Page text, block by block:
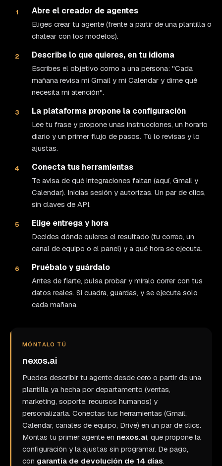
1 Abre el creador de agentes
Eliges crear tu agente (frente a partir de una plantilla o
chatear con los modelos).
2 Describe lo que quieres, en tu idioma
Escribes el objetivo como a una persona: "Cada
mañana revisa mi Gmail y mi Calendar y dime qué
necesita mi atención".
3 La plataforma propone la configuración
Lee tu frase y propone unas instrucciones, un horario
diario y un primer flujo de pasos. Tú lo revisas y lo
ajustas.
4 Conecta tus herramientas
Te avisa de qué integraciones faltan (aquí, Gmail y
Calendar). Inicias sesión y autorizas. Un par de clics,
sin claves de API.
5 Elige entrega y hora
Decides dónde quieres el resultado (tu correo, un
canal de equipo o el panel) y a qué hora se ejecuta.
6 Pruébalo y guárdalo
Antes de fiarte, pulsa probar y míralo correr con tus
datos reales. Si cuadra, guardas, y se ejecuta solo
cada mañana.
MÓNTALO TÚ
nexos.ai
Puedes describir tu agente desde cero o partir de una
plantilla ya hecha por departamento (ventas,
marketing, soporte, recursos humanos) y
personalizarla. Conectas tus herramientas (Gmail,
Calendar, canales de equipo, Drive) en un par de clics.
Montas tu primer agente en nexos.ai, que propone la
configuración y la ajustas sin programar. De pago,
con garantía de devolución de 14 días.